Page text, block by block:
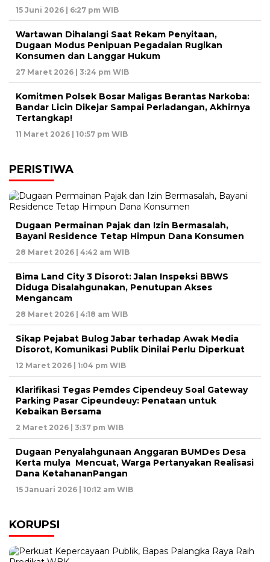
15 Juni 2026 | 6:27 pm WIB
Wartawan Dihalangi Saat Rekam Penyitaan,
Dugaan Modus Penipuan Pegadaian Rugikan
Konsumen dan Langgar Hukum
27 Maret 2026 | 3:24 pm WIB
Komitmen Polsek Bosar Maligas Berantas Narkoba:
Bandar Licin Dikejar Sampai Perladangan, Akhirnya
Tertangkap!
11 Maret 2026 | 10:57 pm WIB
PERISTIWA
Dugaan Permainan Pajak dan Izin Bermasalah,
Bayani Residence Tetap Himpun Dana Konsumen
28 Maret 2026 | 4:42 am WIB
Bima Land City 3 Disorot: Jalan Inspeksi BBWS
Diduga Disalahgunakan, Penutupan Akses
Mengancam
28 Maret 2026 | 4:18 am WIB
Sikap Pejabat Bulog Jabar terhadap Awak Media
Disorot, Komunikasi Publik Dinilai Perlu Diperkuat
12 Maret 2026 | 1:04 pm WIB
Klarifikasi Tegas Pemdes Cipendeuy Soal Gateway
Parking Pasar Cipeundeuy: Penataan untuk
Kebaikan Bersama
2 Maret 2026 | 3:37 pm WIB
Dugaan Penyalahgunaan Anggaran BUMDes Desa
Kerta mulya Mencuat, Warga Pertanyakan Realisasi
Dana KetahananPangan
15 Januari 2026 | 10:12 am WIB
KORUPSI